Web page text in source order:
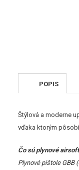
POPIS
Štýlová a moderne
vďaka ktorým
Čo sú plynové
Plynové pištole GBB